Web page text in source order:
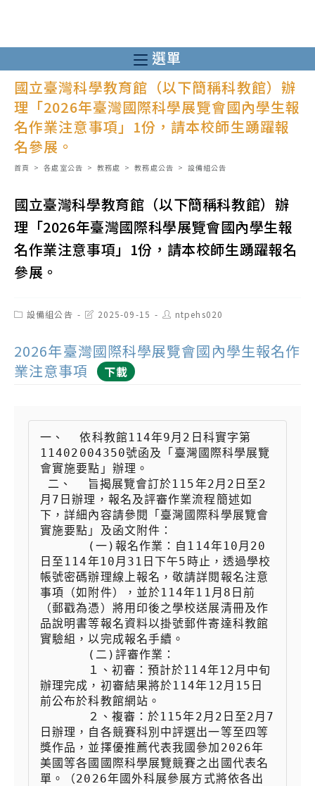
至
主
內
容
選單
國立臺灣科學教育館（以下簡稱科教館）辦
理「2026年臺灣國際科學展覽會國內學生報
名作業注意事項」1份，請本校師生踴躍報
名參展。
首頁 > 各處室公告 > 教務處 > 教務處公告 > 設備組公告
國立臺灣科學教育館（以下簡稱科教館）辦
理「2026年臺灣國際科學展覽會國內學生報
名作業注意事項」1份，請本校師生踴躍報名
參展。
Post設備組公告
Post2025-09-15
Post
author:
ntpehs020
2026年臺灣國際科學展覽會國內學生報名作
業注意事項
下載
一、  依科教館114年9月2日科實字第
11402004350號函及「臺灣國際科學展覽
會實施要點」辦理。
月7日辦理，報名及評審作業流程簡述如
下，詳細內容請參閱「臺灣國際科學展覽會
實施要點」及函文附件：
日至114年10月31日下午5時止，透過學校
帳號密碼辦理線上報名，敬請詳閱報名注意
事項（如附件），並於114年11月8日前
（郵戳為憑）將用印後之學校送展清冊及作
品說明書等報名資料以掛號郵件寄達科教館
實驗組，以完成報名手續。
辦理完成，初審結果將於114年12月15日
前公布於科教館網站。
日辦理，自各競賽科別中評選出一等至四等
獎作品，並擇優推薦代表我國參加2026年
美國等各國國際科學展覽競賽之出國代表名
單。（2026年國外科展參展方式將依各出